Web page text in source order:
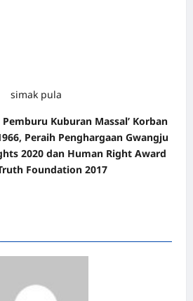
simak pula
Kuburan Massal’ Korban
Peraih Penghargaan Gwangju
2020 dan Human Right Award
Foundation 2017